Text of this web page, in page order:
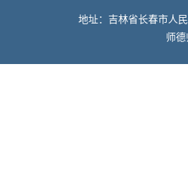
地址：吉林省长春市人
师德